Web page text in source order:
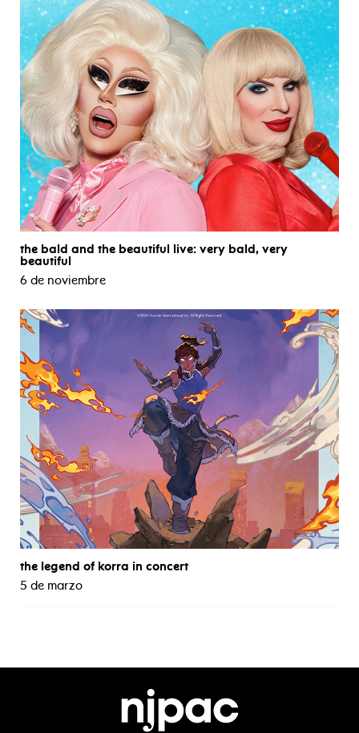
the bald and the beautiful live: very bald, very
beautiful
6 de noviembre
the legend of korra in concert
5 de marzo